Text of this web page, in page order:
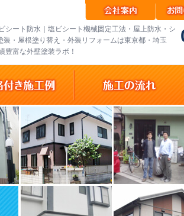
シート防水｜塩ビシート機械固定工法・屋上防水・シ
装・屋根塗り替え・外装リフォームは東京都・埼玉
豊富な外壁塗装ラボ！